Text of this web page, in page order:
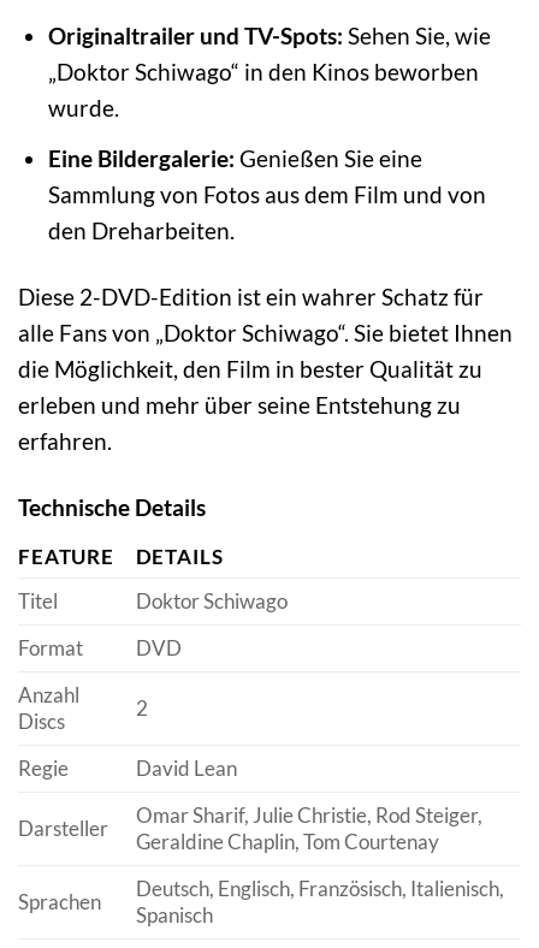
Originaltrailer und TV-Spots: Sehen Sie, wie
„Doktor Schiwago“ in den Kinos beworben
wurde.
Eine Bildergalerie: Genießen Sie eine
Sammlung von Fotos aus dem Film und von
den Dreharbeiten.
Diese 2-DVD-Edition ist ein wahrer Schatz für
alle Fans von „Doktor Schiwago“. Sie bietet Ihnen
die Möglichkeit, den Film in bester Qualität zu
erleben und mehr über seine Entstehung zu
erfahren.
Technische Details
FEATURE
DETAILS
Titel
Doktor Schiwago
Format
DVD
Anzahl
Discs
2
Regie David Lean
Darsteller
Omar Sharif, Julie Christie, Rod Steiger,
Geraldine Chaplin, Tom Courtenay
Sprachen
Deutsch, Englisch, Französisch, Italienisch,
Spanisch